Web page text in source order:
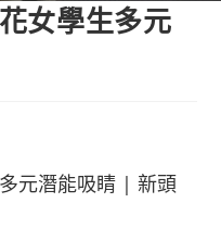
女學生多元
元潛能吸睛 | 新頭